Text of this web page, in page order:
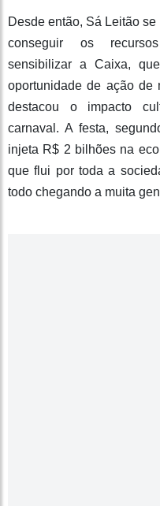
Desde então, Sá Leitão
conseguir os recursos
sensibilizar a Caixa,
oportunidade de ação de
destacou o impacto
carnaval. A festa,
injeta R$ 2 bilhões na
que flui por toda a
todo chegando a muita